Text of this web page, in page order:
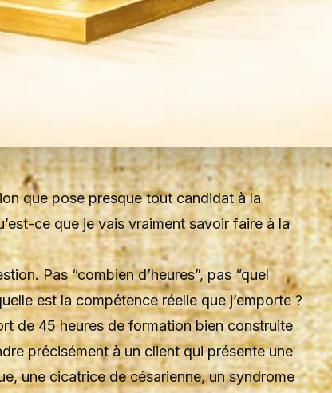
que pose presque tout candidat à la
ce que je vais vraiment savoir faire à la
Pas “combien d’heures”, pas “quel
est la compétence réelle que j’emporte ?
de 45 heures de formation bien construite
précisément à un client qui présente une
une cicatrice de césarienne, un syndrome